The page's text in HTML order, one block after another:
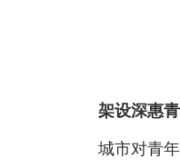
架设深惠
城市对青年